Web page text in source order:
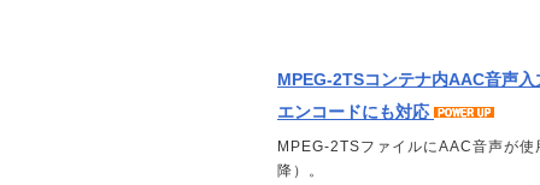
MPEG-2TSコンテナ内AAC音声
エンコードにも対応
MPEG-2TSファイルにAAC音声が
降）。